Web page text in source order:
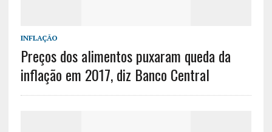
INFLAÇÃO
Preços dos alimentos puxaram queda da
inflação em 2017, diz Banco Central